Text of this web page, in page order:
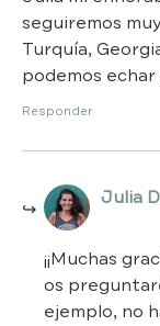
seguiremos
Turquía,
podemos
Responder
Julia
¡¡Muchas
os
ejemplo, no